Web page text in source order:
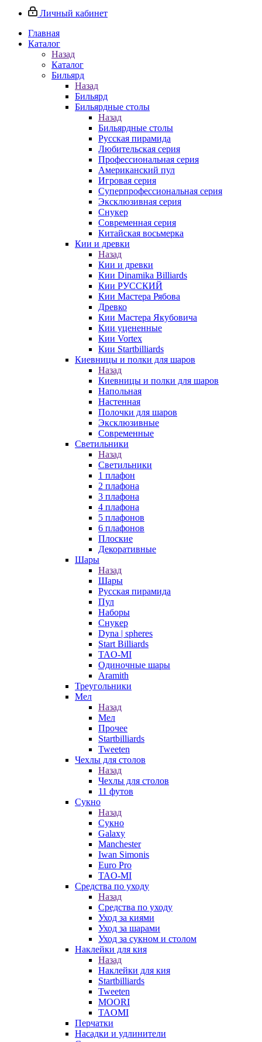
Личный кабинет
Главная
Каталог
Назад
Каталог
Бильярд
Назад
Бильярд
Бильярдные столы
Назад
Бильярдные столы
Русская пирамида
Любительская серия
Профессиональная серия
Американский пул
Игровая серия
Суперпрофессиональная серия
Эксклюзивная серия
Снукер
Современная серия
Китайская восьмерка
Кии и древки
Назад
Кии и древки
Кии Dinamika Billiards
Кии РУССКИЙ
Кии Мастера Рябова
Древко
Кии Мастера Якубовича
Кии уцененные
Кии Vortex
Кии Startbilliards
Киевницы и полки для шаров
Назад
Киевницы и полки для шаров
Напольная
Настенная
Полочки для шаров
Эксклюзивные
Современные
Светильники
Назад
Светильники
1 плафон
2 плафона
3 плафона
4 плафона
5 плафонов
6 плафонов
Плоские
Декоративные
Шары
Назад
Шары
Русская пирамида
Пул
Наборы
Снукер
Dyna | spheres
Start Billiards
TAO-MI
Одиночные шары
Aramith
Треугольники
Мел
Назад
Мел
Прочее
Startbilliards
Tweeten
Чехлы для столов
Назад
Чехлы для столов
11 футов
Сукно
Назад
Сукно
Galaxy
Manchester
Iwan Simonis
Euro Pro
TAO-MI
Средства по уходу
Назад
Средства по уходу
Уход за киями
Уход за шарами
Уход за сукном и столом
Наклейки для кия
Назад
Наклейки для кия
Startbilliards
Tweeten
MOORI
TAOMI
Перчатки
Насадки и удлинители